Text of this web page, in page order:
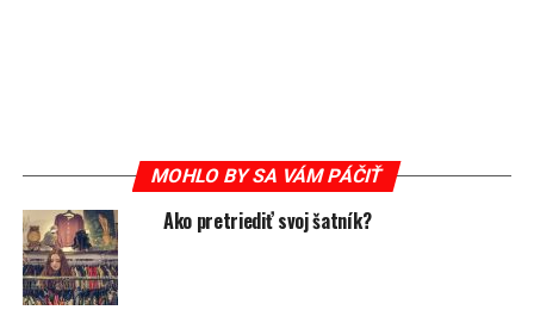
MOHLO BY SA VÁM PÁČIŤ
Ako pretriediť svoj šatník?